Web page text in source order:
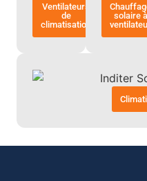
Ventilateurs
de
climatisation
solaire à